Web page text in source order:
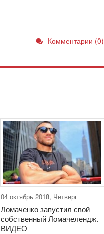
Комментарии (0)
04 октябрь 2018, Четверг
Ломаченко запустил свой
собственный Ломачелендж.
ВИДЕО